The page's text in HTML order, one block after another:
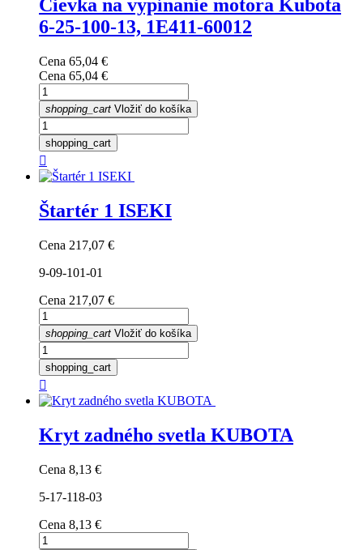
Cievka na vypínanie motora Kubota
6-25-100-13, 1E411-60012
Cena 65,04 €
Cena 65,04 €
shopping_cart Vložiť do košíka
shopping_cart

Štartér 1 ISEKI
Cena 217,07 €
9-09-101-01
Cena 217,07 €
shopping_cart Vložiť do košíka
shopping_cart

Kryt zadného svetla KUBOTA
Cena 8,13 €
5-17-118-03
Cena 8,13 €